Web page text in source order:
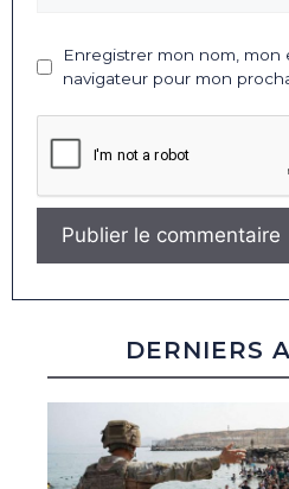
Enregistrer mon nom, mon
navigateur pour mon
DERNIERS